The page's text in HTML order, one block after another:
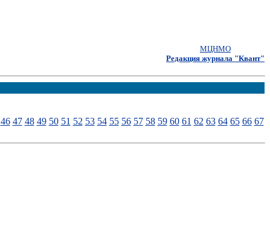
МЦНМО
Редакция журнала "Квант"
46 47 48 49 50 51 52 53 54 55 56 57 58 59 60 61 62 63 64 65 66 67